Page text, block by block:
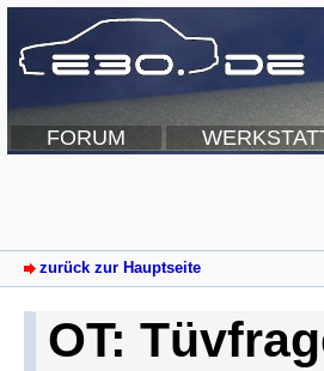
FORUM
zurück zur Hauptseite
OT: